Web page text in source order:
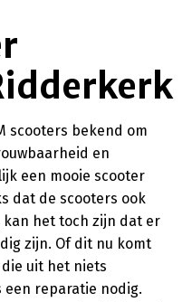
scooters bekend om
en
een mooie scooter
dat de scooters ook
het toch zijn dat er
zijn. Of dit nu komt
uit het niets
reparatie nodig.